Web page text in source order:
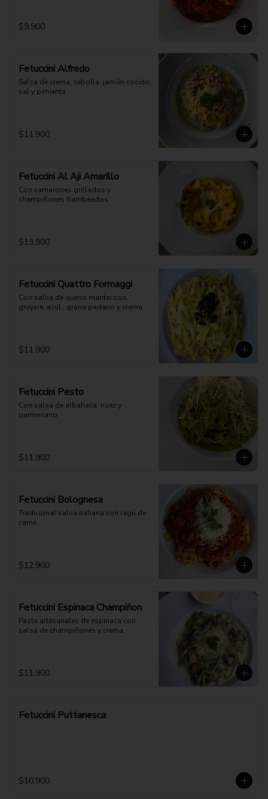
$9.900
Fetuccini Alfredo
Salsa de crema, cebolla, jamón cocido,
sal y pimienta
$11.900
Fetuccini Al Aji Amarillo
Con camarones grillados y
champiñones flambeados
$13.900
Fetuccini Quattro Formaggi
Con salsa de queso mantecoso,
gruyere, azul , grana padano y crema.
$11.900
Fetuccini Pesto
Con salsa de albahaca, nuez y
parmesano
$11.900
Fetuccini Bolognesa
Tradicional salsa italiana con ragú de
carne
$12.900
Fetuccini Espinaca Champiñon
Pasta artesanales de espinaca con
salsa de champiñones y crema
$11.900
Fetuccini Puttanesca
$10.900